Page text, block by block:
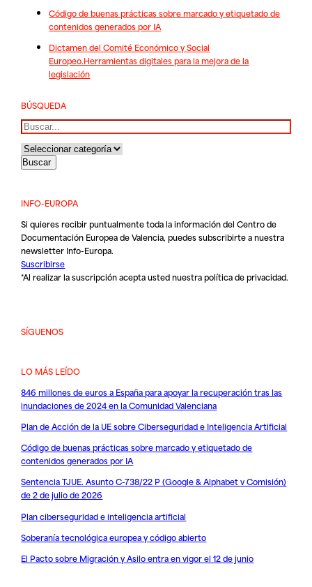
Código de buenas prácticas sobre marcado y etiquetado de
contenidos generados por IA
Dictamen del Comité Económico y Social
Europeo.Herramientas digitales para la mejora de la
legislación
BÚSQUEDA
Buscar
INFO-EUROPA
Si quieres recibir puntualmente toda la información del Centro de
Documentación Europea de Valencia, puedes subscribirte a nuestra
newsletter Info-Europa.
Suscribirse
*Al realizar la suscripción acepta usted nuestrapolítica de privacidad.
SÍGUENOS
LO MÁS LEÍDO
846 millones de euros a España para apoyar la recuperación tras las
inundaciones de 2024 en la Comunidad Valenciana
Plan de Acción de la UE sobre Ciberseguridad e Inteligencia Artificial
Código de buenas prácticas sobre marcado y etiquetado de
contenidos generados por IA
Sentencia TJUE. Asunto C-738/22 P (Google & Alphabet v Comisión)
de 2 de julio de 2026
Plan ciberseguridad e inteligencia artificial
Soberanía tecnológica europea y código abierto
El Pacto sobre Migración y Asilo entra en vigor el 12 de junio